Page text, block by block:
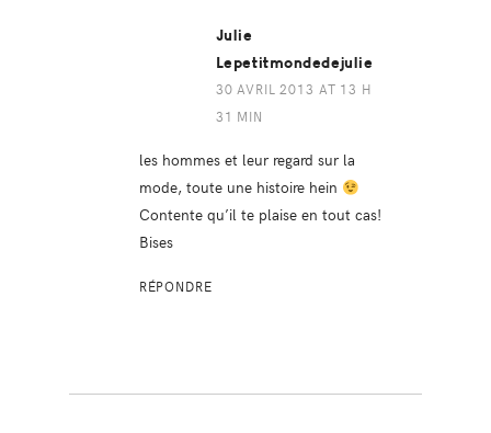
Julie
Lepetitmondedejulie
30 AVRIL 2013 AT 13 H
31 MIN
les hommes et leur regard sur la
mode, toute une histoire hein
Contente qu’il te plaise en tout cas!
Bises
RÉPONDRE